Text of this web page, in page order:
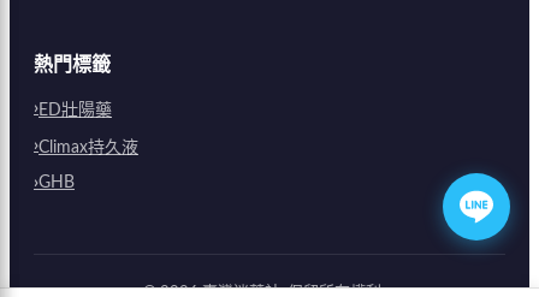
熱門標籤
ED壯陽藥
Climax持久液
GHB
©2026 臺灣迷藥社. 保留所有權利。